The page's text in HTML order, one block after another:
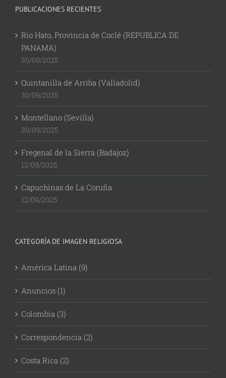
PUBLICACIONES RECIENTES
Rio Hato, Provincia de Coclé (REPUBLICA DE
PANAMA)
30/09/2025
Quintanilla de Arriba (Valladolid)
30/09/2025
Montellano (Sevilla)
30/09/2025
Fregenal de la Sierra (Badajoz)
12/09/2025
Capuchinas de La Coruña
12/09/2025
CATEGORÍA DE IMAGEN RELIGIOSA
América Latina (9)
Anuncios (1)
Colombia (3)
Correspondencia (2)
Costa Rica (2)